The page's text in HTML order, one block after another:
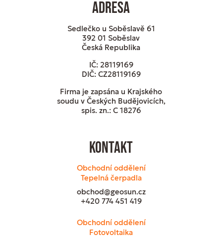
Adresa
Sedlečko u Soběslavě 61
392 01 Soběslav
Česká Republika
IČ: 28119169
DIČ: CZ28119169
Firma je zapsána u Krajského
soudu v Českých Budějovicích,
spis. zn.: C 18276
Kontakt
Obchodní oddělení
Tepelná čerpadla
obchod@geosun.cz
+420 774 451 419
Obchodní oddělení
Fotovoltaika